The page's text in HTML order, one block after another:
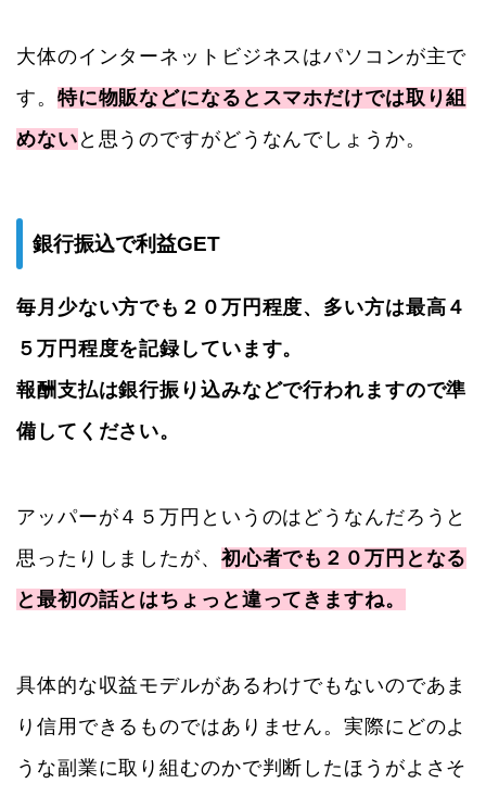
大体のインターネットビジネスはパソコンが主で
す。 特に物販などになるとスマホだけでは取り組
めない と思うのですがどうなんでしょうか。
銀行振込で利益GET
毎月少ない方でも２０万円程度、多い方は最高４
５万円程度を記録しています。
報酬支払は銀行振り込みなどで行われますので準
備してください。
アッパーが４５万円というのはどうなんだろうと
思ったりしましたが、 初心者でも２０万円となる
と最初の話とはちょっと違ってきますね。
具体的な収益モデルがあるわけでもないのであま
り信用できるものではありません。実際にどのよ
うな副業に取り組むのかで判断したほうがよさそ